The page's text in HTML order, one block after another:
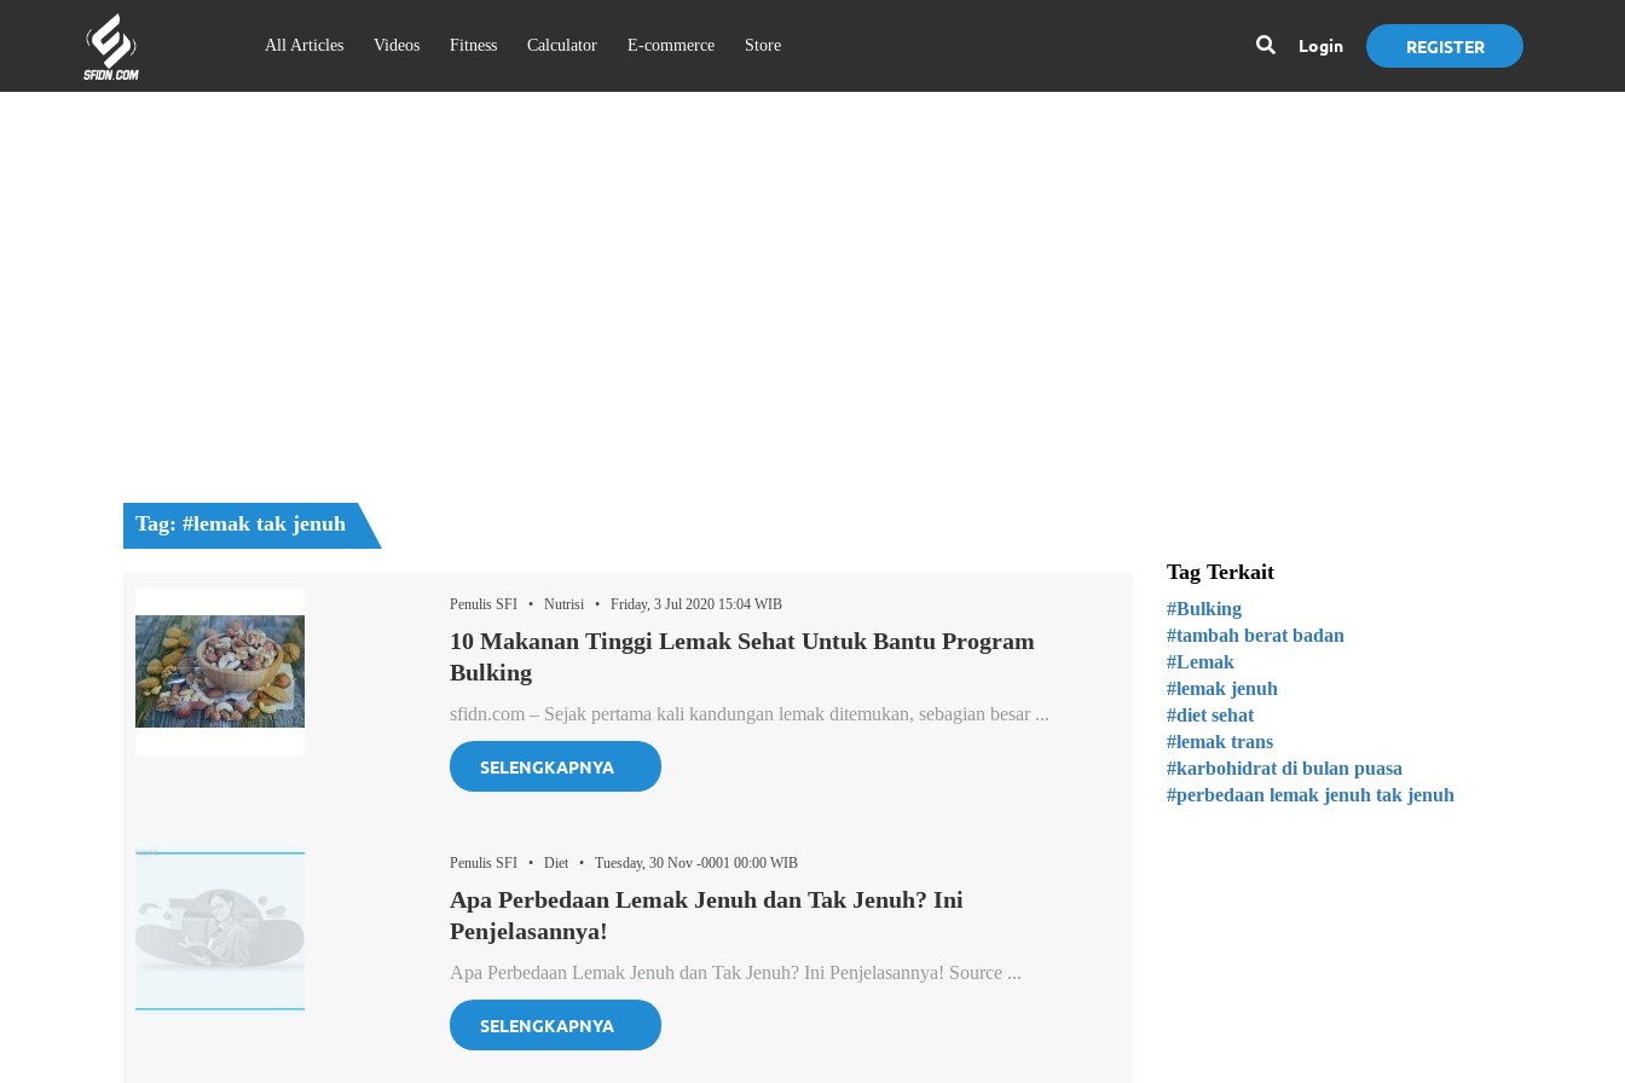
All Articles Videos Fitness Calculator E-commerce Store Login REGISTER
Tag: #lemak tak jenuh
Penulis SFI • Nutrisi • Friday, 3 Jul 2020 15:04 WIB
10 Makanan Tinggi Lemak Sehat Untuk Bantu Program
Bulking
sfidn.com – Sejak pertama kali kandungan lemak ditemukan, sebagian besar ...
SELENGKAPNYA
Penulis SFI • Diet • Tuesday, 30 Nov -0001 00:00 WIB
Apa Perbedaan Lemak Jenuh dan Tak Jenuh? Ini
Penjelasannya!
Apa Perbedaan Lemak Jenuh dan Tak Jenuh? Ini Penjelasannya! Source ...
SELENGKAPNYA
Tag Terkait
#Bulking
#tambah berat badan
#Lemak
#lemak jenuh
#diet sehat
#lemak trans
#karbohidrat di bulan puasa
#perbedaan lemak jenuh tak jenuh